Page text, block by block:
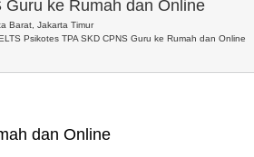
Guru ke Rumah dan Online
Barat, Jakarta Timur
Psikotes TPA SKD CPNS Guru ke Rumah dan Online
dan Online